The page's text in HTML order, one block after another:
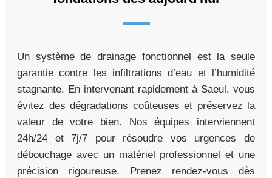
Un système de drainage fonctionnel est la seule
garantie contre les infiltrations d’eau et l’humidité
stagnante. En intervenant rapidement à Saeul, vous
évitez des dégradations coûteuses et préservez la
valeur de votre bien. Nos équipes interviennent
24h/24 et 7j/7 pour résoudre vos urgences de
débouchage avec un matériel professionnel et une
précision rigoureuse. Prenez rendez-vous dès